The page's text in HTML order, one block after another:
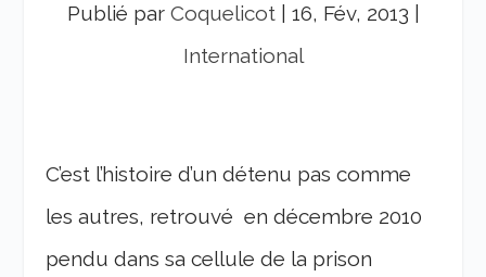
Publié par Coquelicot| 16, Fév, 2013
International
C’est l’histoire d’un détenu pas comme
les autres, retrouvé en décembre 2010
pendu dans sa cellule de la prison